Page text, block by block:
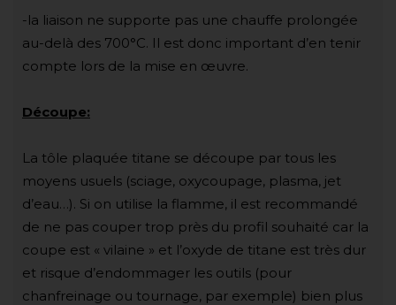
-la liaison ne supporte pas une chauffe prolongée
au-delà des 700°C. Il est donc important d’en tenir
compte lors de la mise en œuvre.
Découpe:
La tôle plaquée titane se découpe par tous les
moyens usuels (sciage, oxycoupage, plasma, jet
d’eau…). Si on utilise la flamme, il est recommandé
de ne pas couper trop près du profil souhaité car la
coupe est « vilaine » et l’oxyde de titane est très dur
et risque d’endommager les outils (pour
chanfreinage ou tournage, par exemple) bien plus